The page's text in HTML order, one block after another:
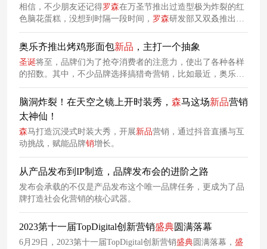
相信，不少朋友还记得罗森在万圣节推出过造型极为炸裂的红
色脑花蛋糕，没想到时隔一段时间， 罗森研发部又双叒推出了
一款造型很难评的圣诞树可颂面包，黄绿浑浊的配色让网友们
纷纷联想到了粑粑。
奥乐齐推出烤鸡形面包新品 ，主打一个抽象
圣诞将至，品牌们为了抢夺消费者的注意力，使出了各种各样
的招数。其中，不少品牌选择搞猎奇营销，比如最近，奥乐齐
就推出了一款“圣诞芝士烤鸡形面包”新品，立刻抓住了年轻人
的注意力。
脑洞炸裂！在天空之镜上开时装秀， 森马这场新品营销
太神仙！
森马打造沉浸式时装大秀，开展新品营销，通过抖音直播与互
动挑战，赋能品牌销增长。
从产品发布到IP制造，品牌发布会的进阶之路
发布会承载的不仅是产品发布这个唯一品牌任务，更成为了品
牌打造社会化营销的核心武器。
2023第十一届TopDigital创新营销盛典圆满落幕
6月29日，2023第十一届TopDigital创新营销盛典 圆满落幕， 盛